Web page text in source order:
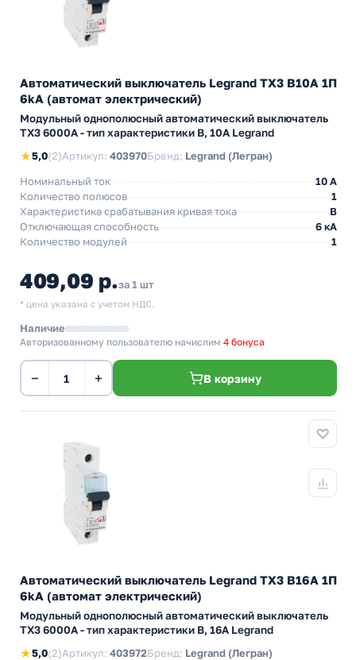
Автоматический выключатель Legrand TX3 B10A 1П
6kA (автомат электрический)
Модульный однополюсный автоматический выключатель
TX3 6000А - тип характеристики B, 10А Legrand
★5,0(2)Артикул: 403970Бренд: Legrand (Легран)
Номинальный ток
10 A
Количество полюсов
1
Характеристика срабатывания кривая тока
B
Отключающая способность
6 кА
Количество модулей
1
409,09 р.за 1 шт
* цена указана с учетом НДС.
Наличие
Авторизованному пользователю начислим 4 бонуса
− + В корзину
Автоматический выключатель Legrand TX3 B16A 1П
6kA (автомат электрический)
Модульный однополюсный автоматический выключатель
TX3 6000А - тип характеристики B, 16А Legrand
★5,0(2)Артикул: 403972Бренд: Legrand (Легран)